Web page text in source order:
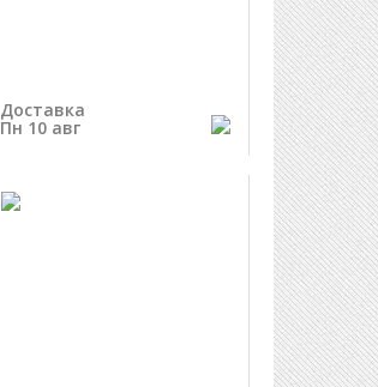
Доставка
Пн 10 авг